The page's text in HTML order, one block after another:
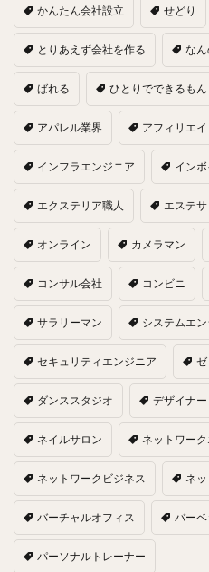
かんたん会社設立 せどり
とりあえず会社を作る な
ばれる ひとりでできるもん
アパレル業界 アフィリエイ
インフラエンジニア イン
エクステリア職人 エステ
オンライン カメラマン
コンサル会社 コンビニ
サラリーマン システムエ
セキュリティエンジニア ゼ
ダンススタジオ デザイナー
ネイルサロン ネットワー
ネットワークビジネス ネ
バーチャルオフィス バー
パーソナルトレーナー